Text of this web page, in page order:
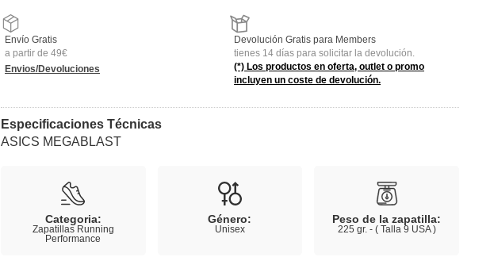
Envío Gratis
a partir de 49€
Envios/Devoluciones
Devolución Gratis para Members
tienes 14 días para solicitar la devolución.
(*) Los productos en oferta, outlet o promo
incluyen un coste de devolución.
Especificaciones Técnicas
ASICS MEGABLAST
Categoria:
Zapatillas Running
Performance
Género:
Unisex
Peso de la zapatilla:
225 gr. - ( Talla 9 USA )